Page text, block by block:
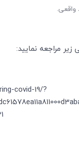
واقعی.
مراجعه نمایید:
covid-19/?